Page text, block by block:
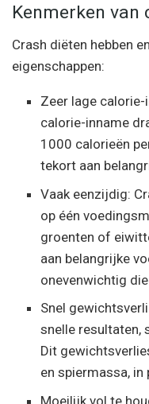
Kenmerken van
Crash diëten hebben
eigenschappen:
Zeer lage calorie-
calorie-inname
1000 calorieën
tekort aan
Vaak eenzijdig:
op één
groenten of
aan belangrijke
onevenwichtig
Snel
snelle resultaten,
Dit
en spiermassa, in
Moeilijk vol te